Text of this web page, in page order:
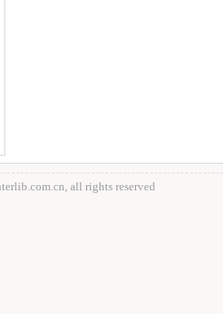
all rights reserved